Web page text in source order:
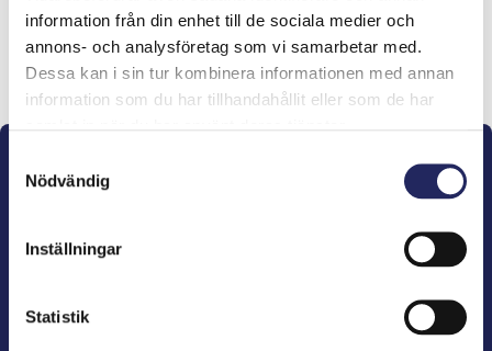
information från din enhet till de sociala medier och
annons- och analysföretag som vi samarbetar med.
Dessa kan i sin tur kombinera informationen med annan
information som du har tillhandahållit eller som de har
Nödvändig
Inställningar
Statistik
Lahjoita ja liity tähän tiimiin
kulturens väktare och utgivare av marin litteratur.